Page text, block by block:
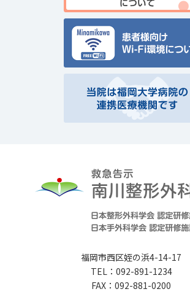
福岡市西区姪の浜4-14-17
TEL：092-891-1234
FAX：092-881-0200